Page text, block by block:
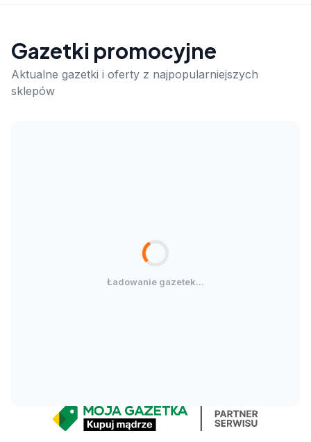
Gazetki promocyjne
Aktualne gazetki i oferty z najpopularniejszych
sklepów
Ładowanie gazetek...